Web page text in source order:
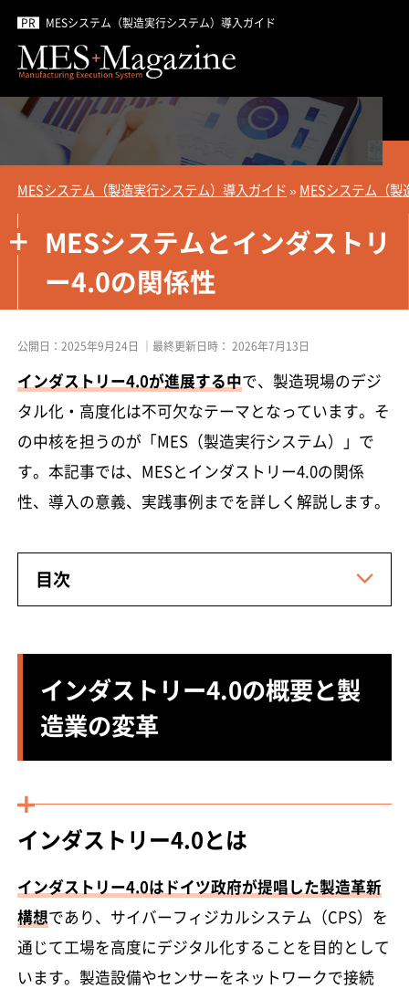
MESシステム（製造実行システム）導入ガイド
MESシステム（製造実行システム）導入ガイド»MESシステム（
MESシステムとインダストリ
ー4.0の関係性
公開日：2025年9月24日 ｜最終更新日時：2026年7月13日
インダストリー4.0が進展する中で、製造現場のデジ
タル化・高度化は不可欠なテーマとなっています。そ
の中核を担うのが「MES（製造実行システム）」で
す。本記事では、MESとインダストリー4.0の関係
性、導入の意義、実践事例までを詳しく解説します。
目次
インダストリー4.0の概要と製
造業の変革
インダストリー4.0とは
インダストリー4.0はドイツ政府が提唱した製造革新
構想であり、サイバーフィジカルシステム（CPS）を
通じて工場を高度にデジタル化することを目的として
います。製造設備やセンサーをネットワークで接続